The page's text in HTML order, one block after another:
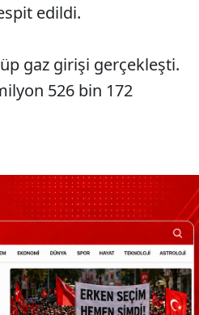
edildi.
gaz girişi gerçekleşti.
526 bin 172